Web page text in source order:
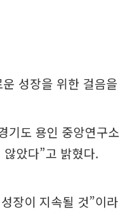
성장을 위한 걸음
도 용인 중앙연구
았다”고 밝혔다.
장이 지속될 것”이